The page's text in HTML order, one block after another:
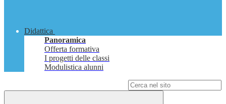
Didattica
Panoramica
Offerta formativa
I progetti delle classi
Modulistica alunni